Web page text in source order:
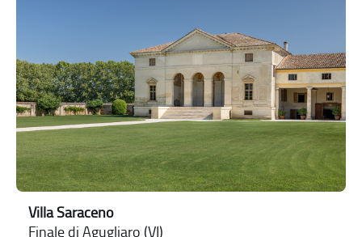
Villa Saraceno
Finale di Agugliaro (VI)